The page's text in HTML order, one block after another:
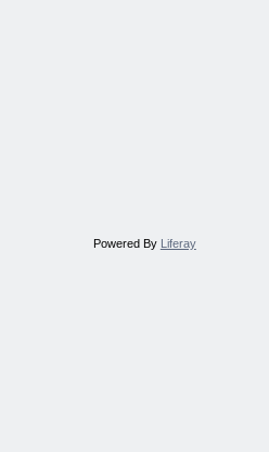
Powered By Liferay